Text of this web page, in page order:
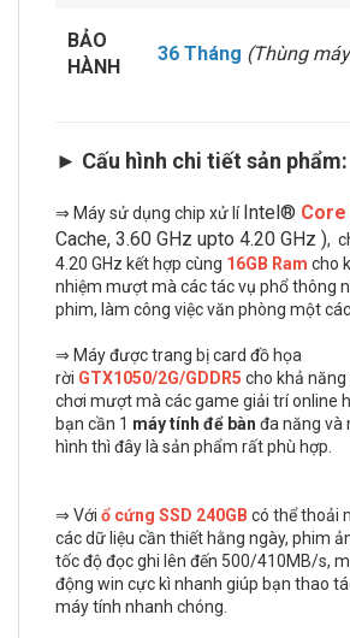
BẢO
HÀNH
36 Tháng (Thùng
► Cấu hình chi tiết sản phẩm:
⇒ Máy sử dụng chip xử líIntel® Core
Cache, 3.60 GHz upto 4.20 GHz ),
4.20 GHz kết hợp cùng 16GB Ram cho
nhiệm mượt mà các tác vụ phổ thông
phim, làm công việc văn phòng một
⇒ Máy được trang bị card đồ họa
rời GTX1050/2G/GDDR5 cho khả năng
chơi mượt mà các game giải trí online
bạn cần 1 máy tính để bàn đa năng và
hình thì đây là sản phẩm rất phù hợp.
⇒ Với ổ cứng SSD 240GB có thể thoải
các dữ liệu cần thiết hằng ngày, phim
tốc độ đọc ghi lên đến 500/410MB/s,
động win cực kì nhanh giúp bạn thao
máy tính nhanh chóng.